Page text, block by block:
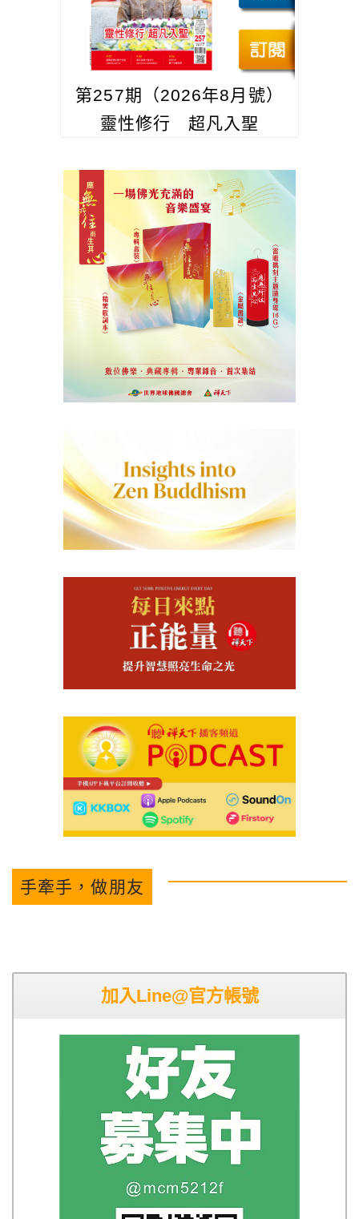
第257期（2026年8月號）
靈性修行 超凡入聖
手牽手，做朋友
加入Line@官方帳號